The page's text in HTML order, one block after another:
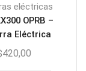
eléctricas
OPRB –
Eléctrica
420,00